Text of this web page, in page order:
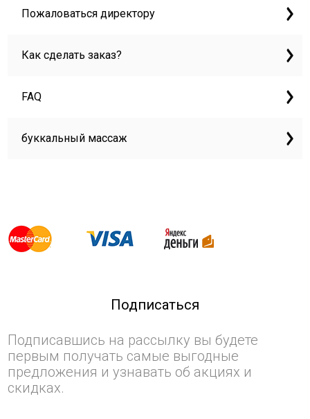
Пожаловаться директору
Как сделать заказ?
FAQ
буккальный массаж
Подписаться
Подписавшись на рассылку вы будете
первым получать самые выгодные
предложения и узнавать об акциях и
скидках.